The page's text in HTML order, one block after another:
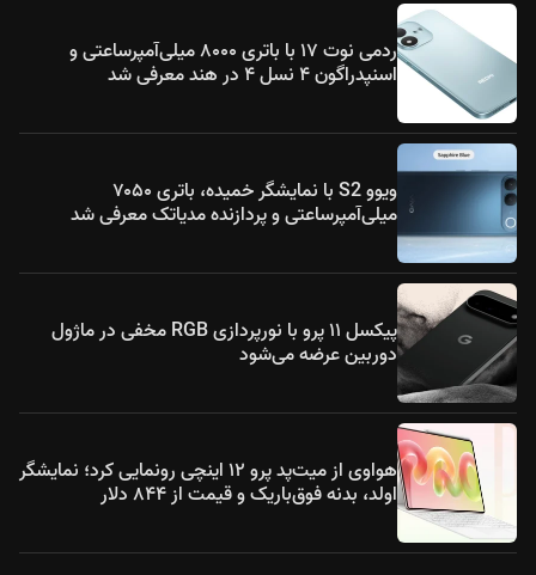
ردمی نوت ۱۷ با باتری ۸۰۰۰ میلی‌آمپرساعتی و
اسنپدراگون ۴ نسل ۴ در هند معرفی شد
ویوو S2 با نمایشگر خمیده، باتری ۷۰۵۰
میلی‌آمپرساعتی و پردازنده مدیاتک معرفی شد
پیکسل ۱۱ پرو با نورپردازی RGB مخفی در ماژول
دوربین عرضه می‌شود
هواوی از میت‌پد پرو ۱۲ اینچی رونمایی کرد؛ نمایشگر
اولد، بدنه فوق‌باریک و قیمت از ۸۴۴ دلار